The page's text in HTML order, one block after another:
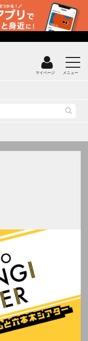
マイページ メニュー